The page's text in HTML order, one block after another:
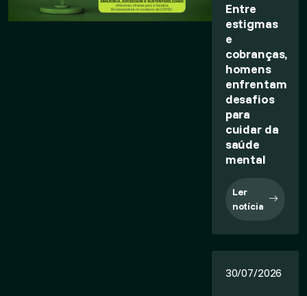
Entre
estigmas
e
cobranças,
homens
enfrentam
desafios
para
cuidar da
saúde
mental
Ler
notícia
30/07/2026